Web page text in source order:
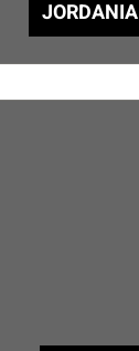
JORDANIA